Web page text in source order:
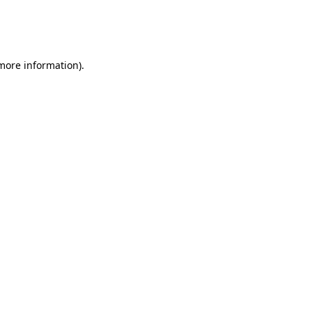
information).